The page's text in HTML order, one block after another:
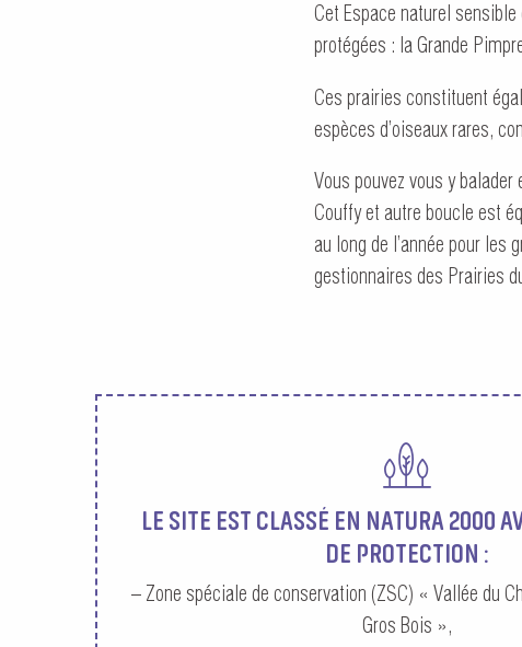
Cet Espace naturel
protégées : la Grande
Ces prairies constituent
espèces d’oiseaux rares,
Vous pouvez vous y
Couffy et autre boucle est
au long de l’année pour
gestionnaires des Prairies
LE SITE EST CLASSÉ EN NATURA 2000
DE PROTECTION :
– Zone spéciale de conservation (ZSC) « Vallée du
Gros Bois »,